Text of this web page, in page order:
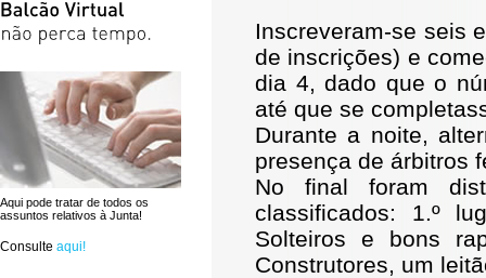
Aqui pode tratar de todos os
assuntos relativos à Junta!
Consulte aqui!
Inscreveram-se seis
de inscrições) e
dia 4, dado que o
até que se
Durante a noite,
presença de árbitros
No final foram
classificados: 1.º
Solteiros e bons
Construtores, um